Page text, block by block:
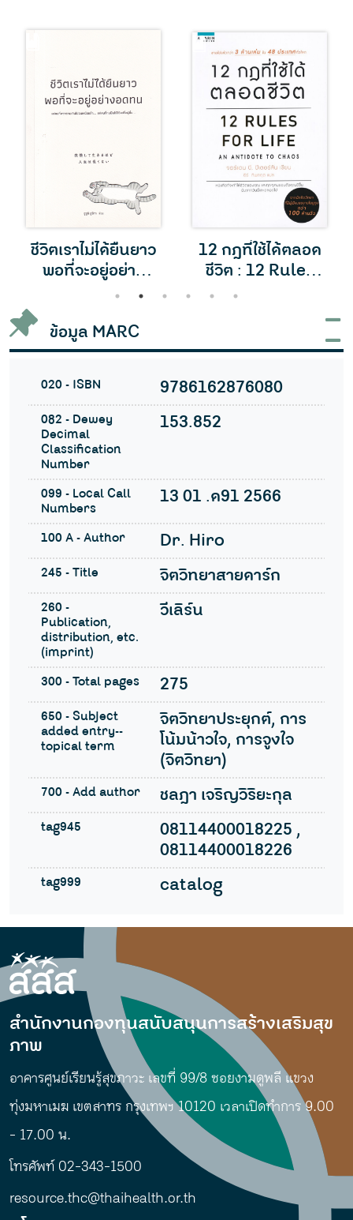
ชีวิตเราไม่ได้ยืนยาว
พอที่จะอยู่อย่าง
12 กฎที่ใช้ได้ตลอด
ชีวิต : 12 Rules
For Life
1 2 3 4 5 6
ข้อมูล MARC
020 - ISBN 9786162876080
082 - Dewey
Decimal
Classification
Number
153.852
099 - Local Call
Numbers
13 01 .ด91 2566
100 A - Author Dr. Hiro
245 - Title จิตวิทยาสายดาร์ก
260 -
Publication,
distribution, etc.
(imprint)
วีเลิร์น
300 - Total pages 275
650 - Subject
added entry--
topical term
จิตวิทยาประยุกต์, การ
โน้มน้าวใจ, การจูงใจ
(จิตวิทยา)
700 - Add author ชลฎา เจริญวิริยะกุล
tag945
08114400018225 ,
08114400018226
tag999 catalog
สำนักงานกองทุนสนับสนุนการสร้างเสริมสุข
ภาพ
อาคารศูนย์เรียนรู้สุขภาวะ เลขที่ 99/8 ซอยงามดูพลี แขวง
ทุ่งมหาเมฆ เขตสาทร กรุงเทพฯ 10120 เวลาเปิดทำการ 9.00
- 17.00 น.
โทรศัพท์ 02-343-1500
resource.thc@thaihealth.or.th